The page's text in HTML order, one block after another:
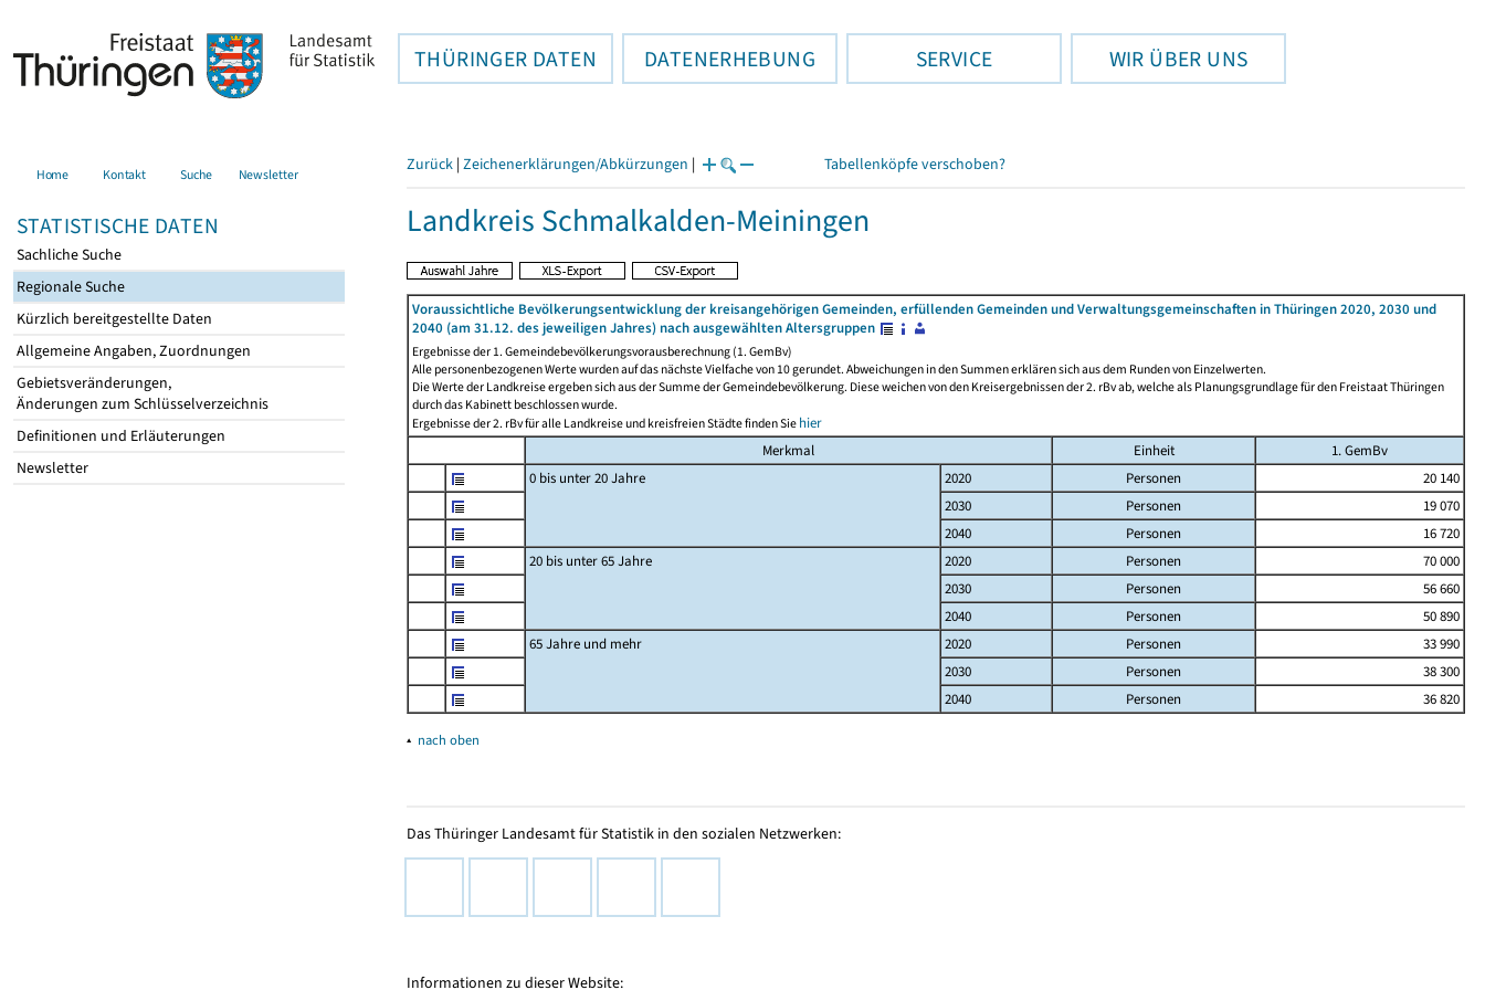
THÜRINGER DATEN DATENERHEBUNG SERVICE WIR ÜBER UNS
Home Kontakt Suche Newsletter
STATISTISCHE DATEN
Sachliche Suche
Regionale Suche
Kürzlich bereitgestellte Daten
Allgemeine Angaben, Zuordnungen
Gebietsveränderungen,
Änderungen zum Schlüsselverzeichnis
Definitionen und Erläuterungen
Newsletter
Zurück | Zeichenerklärungen/Abkürzungen | Tabellenköpfe verschoben?
Landkreis Schmalkalden-Meiningen
Voraussichtliche Bevölkerungsentwicklung der kreisangehörigen Gemeinden, erfüllenden Gemeinden und Verwaltungsgemeinschaften in Thüringen 2020, 2030 und
2040 (am 31.12. des jeweiligen Jahres) nach ausgewählten Altersgruppen
Ergebnisse der 1. Gemeindebevölkerungsvorausberechnung (1. GemBv)
Alle personenbezogenen Werte wurden auf das nächste Vielfache von 10 gerundet. Abweichungen in den Summen erklären sich aus dem Runden von Einzelwerten.
Die Werte der Landkreise ergeben sich aus der Summe der Gemeindebevölkerung. Diese weichen von den Kreisergebnissen der 2. rBv ab, welche als Planungsgrundlage für den Freistaat Thüringen
durch das Kabinett beschlossen wurde.
Ergebnisse der 2. rBv für alle Landkreise und kreisfreien Städte finden Siehier
Merkmal
Einheit
1. GemBv
0 bis unter 20 Jahre
2020 Personen
20 140
2030
Personen
19 070
2040
Personen
16 720
20 bis unter 65 Jahre
2020 Personen
70 000
2030
Personen
56 660
2040
Personen
50 890
65 Jahre und mehr
2020 Personen
33 990
2030
Personen
38 300
2040
Personen 36 820
▴ nach oben
Das Thüringer Landesamt für Statistik in den sozialen Netzwerken:
Informationen zu dieser Website: